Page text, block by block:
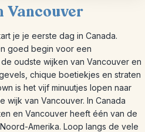
Vancouver
je je eerste dag in Canada.
goed begin voor een
oudste wijken van Vancouver en
chique boetiekjes en straten
is het vijf minuutjes lopen naar
wijk van Vancouver. In Canada
en Vancouver heeft één van de
Amerika. Loop langs de vele